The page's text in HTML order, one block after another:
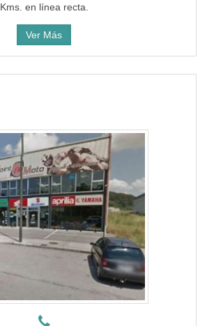
Kms. en línea recta.
Ver Más